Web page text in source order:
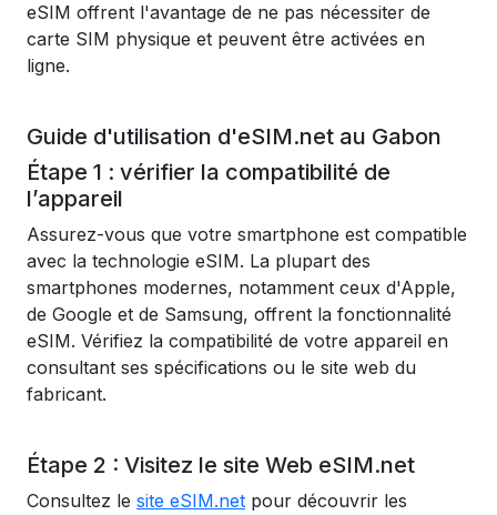
eSIM offrent l'avantage de ne pas nécessiter de
carte SIM physique et peuvent être activées en
ligne.
Guide d'utilisation d'eSIM.net au Gabon
Étape 1 : vérifier la compatibilité de
l’appareil
Assurez-vous que votre smartphone est compatible
avec la technologie eSIM. La plupart des
smartphones modernes, notamment ceux d'Apple,
de Google et de Samsung, offrent la fonctionnalité
eSIM. Vérifiez la compatibilité de votre appareil en
consultant ses spécifications ou le site web du
fabricant.
Étape 2 : Visitez le site Web eSIM.net
Consultez le site eSIM.net pour découvrir les